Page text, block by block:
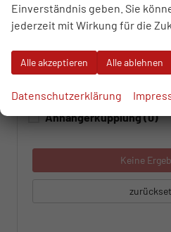
LED-Scheinwerfer (0)
Xenon-Scheinwerfer(0)
Tempomat automatisch
Anhängerkupplung(0)
Keine
Einverständnis geben. Sie
jederzeit mit Wirkung für die
Alle akzeptieren Alle ablehnen
Datenschutzerklärung